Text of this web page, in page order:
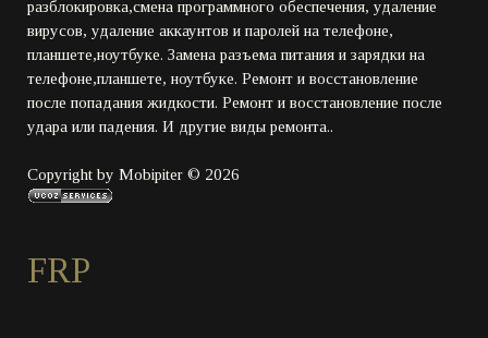
разблокировка,смена программного обеспечения, удаление
вирусов, удаление аккаунтов и паролей на телефоне,
планшете,ноутбуке. Замена разъема питания и зарядки на
телефоне,планшете, ноутбуке. Ремонт и восстановление
после попадания жидкости. Ремонт и восстановление после
удара или падения. И другие виды ремонта..
Copyright by Mobipiter © 2026
FRP